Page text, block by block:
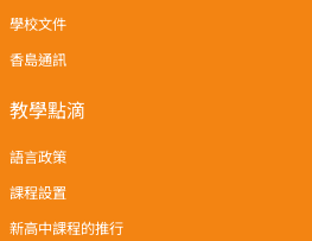
學校文件
香島通訊
教學點滴
語言政策
課程設置
新高中課程的推行